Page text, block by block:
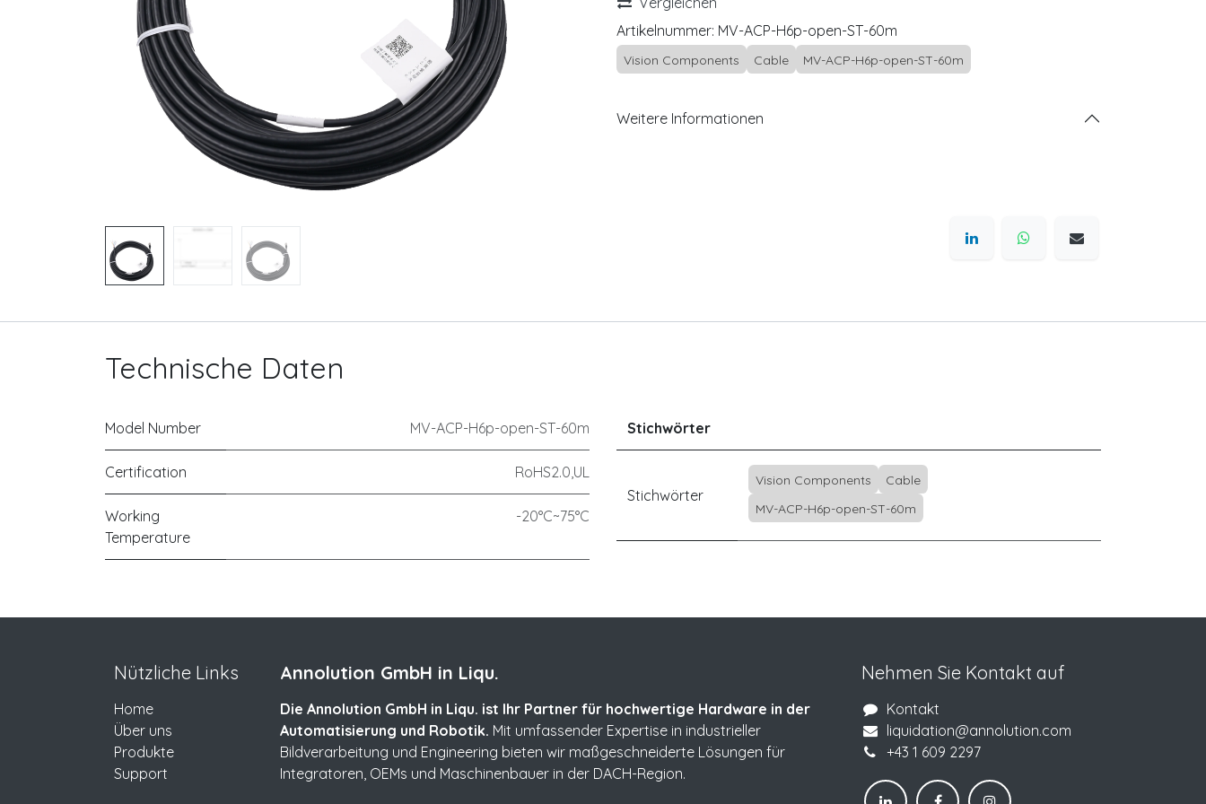
Artikelnummer: MV-ACP-H6p-open-ST-60m
Vision Components Cable MV-ACP-H6p-open-ST-60m
Weitere Informationen
Technische Daten
Model Number MV-ACP-H6p-open-ST-60m
Certification RoHS2.0,UL
Working
Temperature
-20°C~75°C
Stichwörter
Stichwörter
Vision Components
Cable
MV-ACP-H6p-open-ST-60m
Nützliche Links
Home
Über uns
Produkte
Support
Nehmen Sie Kontakt auf
Kontakt
liquidation@annolution.com
+43 1 609 2297
Annolution GmbH in Liqu.
Die Annolution GmbH in Liqu. ist Ihr Partner für hochwertige Hardware in der
Automatisierung und Robotik. Mit umfassender Expertise in industrieller
Bildverarbeitung und Engineering bieten wir maßgeschneiderte Lösungen für
Integratoren, OEMs und Maschinenbauer in der DACH-Region.